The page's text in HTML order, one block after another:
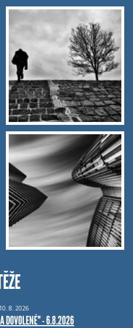
8. 2026
DOVOLENÉ" - 6.8.2026